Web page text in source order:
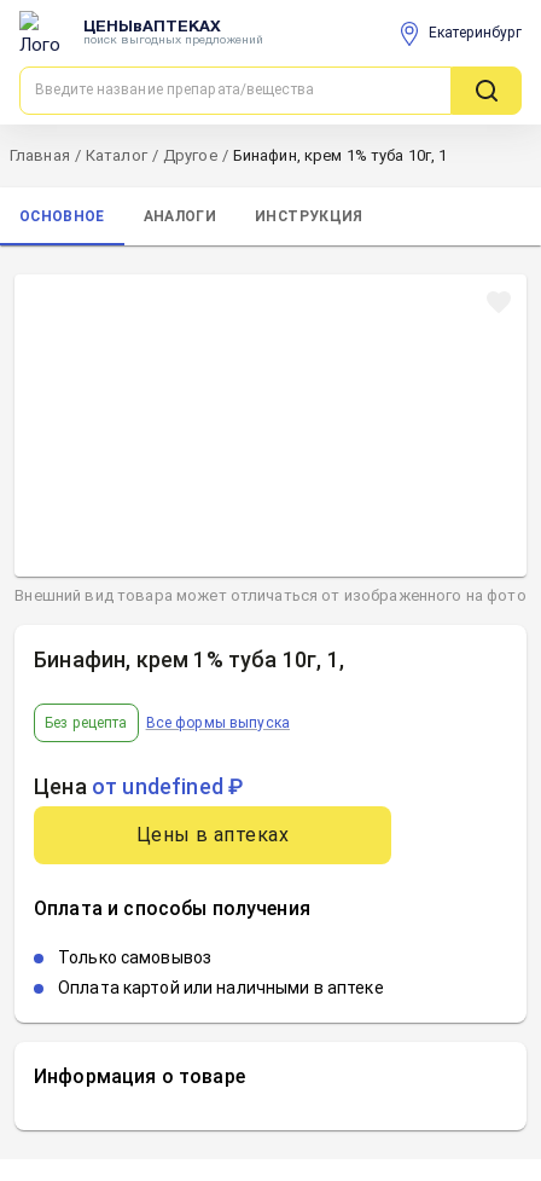
ЦЕНЫвАПТЕКАХ
поиск выгодных предложений Екатеринбург
Главная / Каталог / Другое / Бинафин, крем 1% туба 10г, 1
ОСНОВНОЕ АНАЛОГИ ИНСТРУКЦИЯ
Информация о товаре
Бинафин, крем 1% туба 10г, 1 ,
Без рецепта Все формы выпуска
Цена от undefined ₽
Цены в аптеках
Оплата и способы получения
Только самовывоз
Оплата картой или наличными в аптеке
Внешний вид товара может отличаться от изображенного на фото